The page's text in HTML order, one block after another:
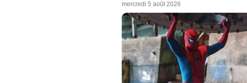
mercredi 5 août 2026